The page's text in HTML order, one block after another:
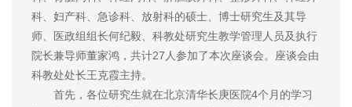
科、妇产科、急诊科、放射科的硕士、博士研究生及其导
师、医政组组长何纪毅、科教处研究生教学管理人员及执行
院长兼导师董家鸿，共计27人参加了本次座谈会。座谈会由
科教处处长王克霞主持。
首先，各位研究生就在北京清华长庚医院4个月的学习